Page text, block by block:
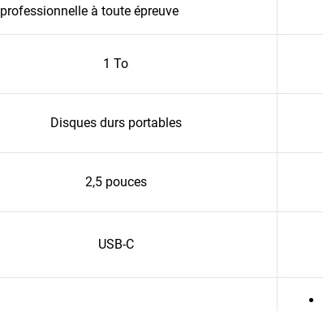
professionnelle à toute épreuve
1 To
Disques durs portables
2,5 pouces
USB-C